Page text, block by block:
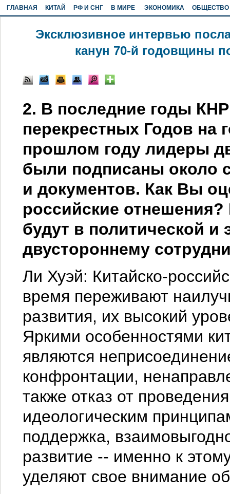
ГЛАВНАЯ КИТАЙ РФ И СНГ В МИРЕ ЭКОНОМИКА ОБЩЕСТВО
Эксклюзивное интервью
канун 70-й годовщины
2. В последние годы
перекрестных Годов на
прошлом году лидеры
были подписаны около
и документов. Как Вы
российские
будут в политической
двустороннему
Ли Хуэй: Китайско-
время переживают
развития, их высокий
Яркими особенностями
являются
конфронтации,
также отказ от
идеологическим
поддержка,
развитие -- именно к
уделяют свое внимание